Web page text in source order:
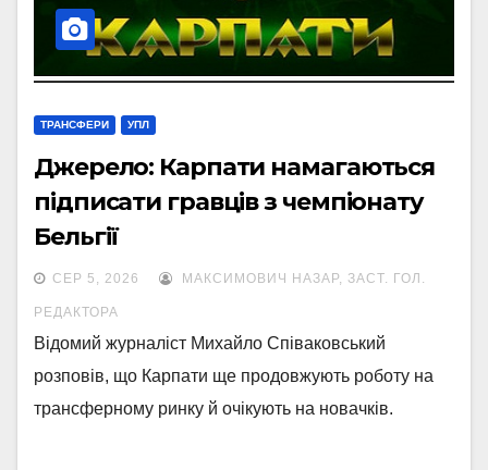
ТРАНСФЕРИ УПЛ
Джерело: Карпати намагаються
підписати гравців з чемпіонату
Бельгії
СЕР 5, 2026 МАКСИМОВИЧ НАЗАР, ЗАСТ. ГОЛ.
РЕДАКТОРА
Відомий журналіст Михайло Співаковський
розповів, що Карпати ще продовжують роботу на
трансферному ринку й очікують на новачків.